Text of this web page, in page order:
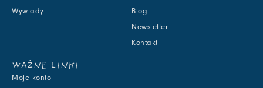
Wywiady
Blog
Newsletter
Kontakt
WAŻNE LINKI
Moje konto